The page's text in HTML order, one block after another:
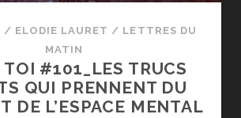
/ ELODIE LAURET / LETTRES DU
MATIN
TOI #101_LES TRUCS
QUI PRENNENT DU
DE L’ESPACE MENTAL